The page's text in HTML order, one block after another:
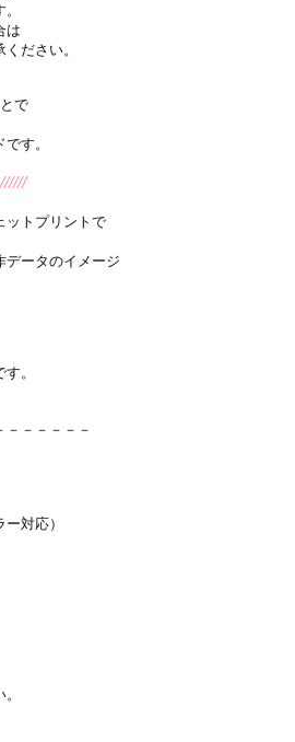
は
ださい。
で
す。
ットプリントで
データのイメージ
。
－－－－－－
対応）